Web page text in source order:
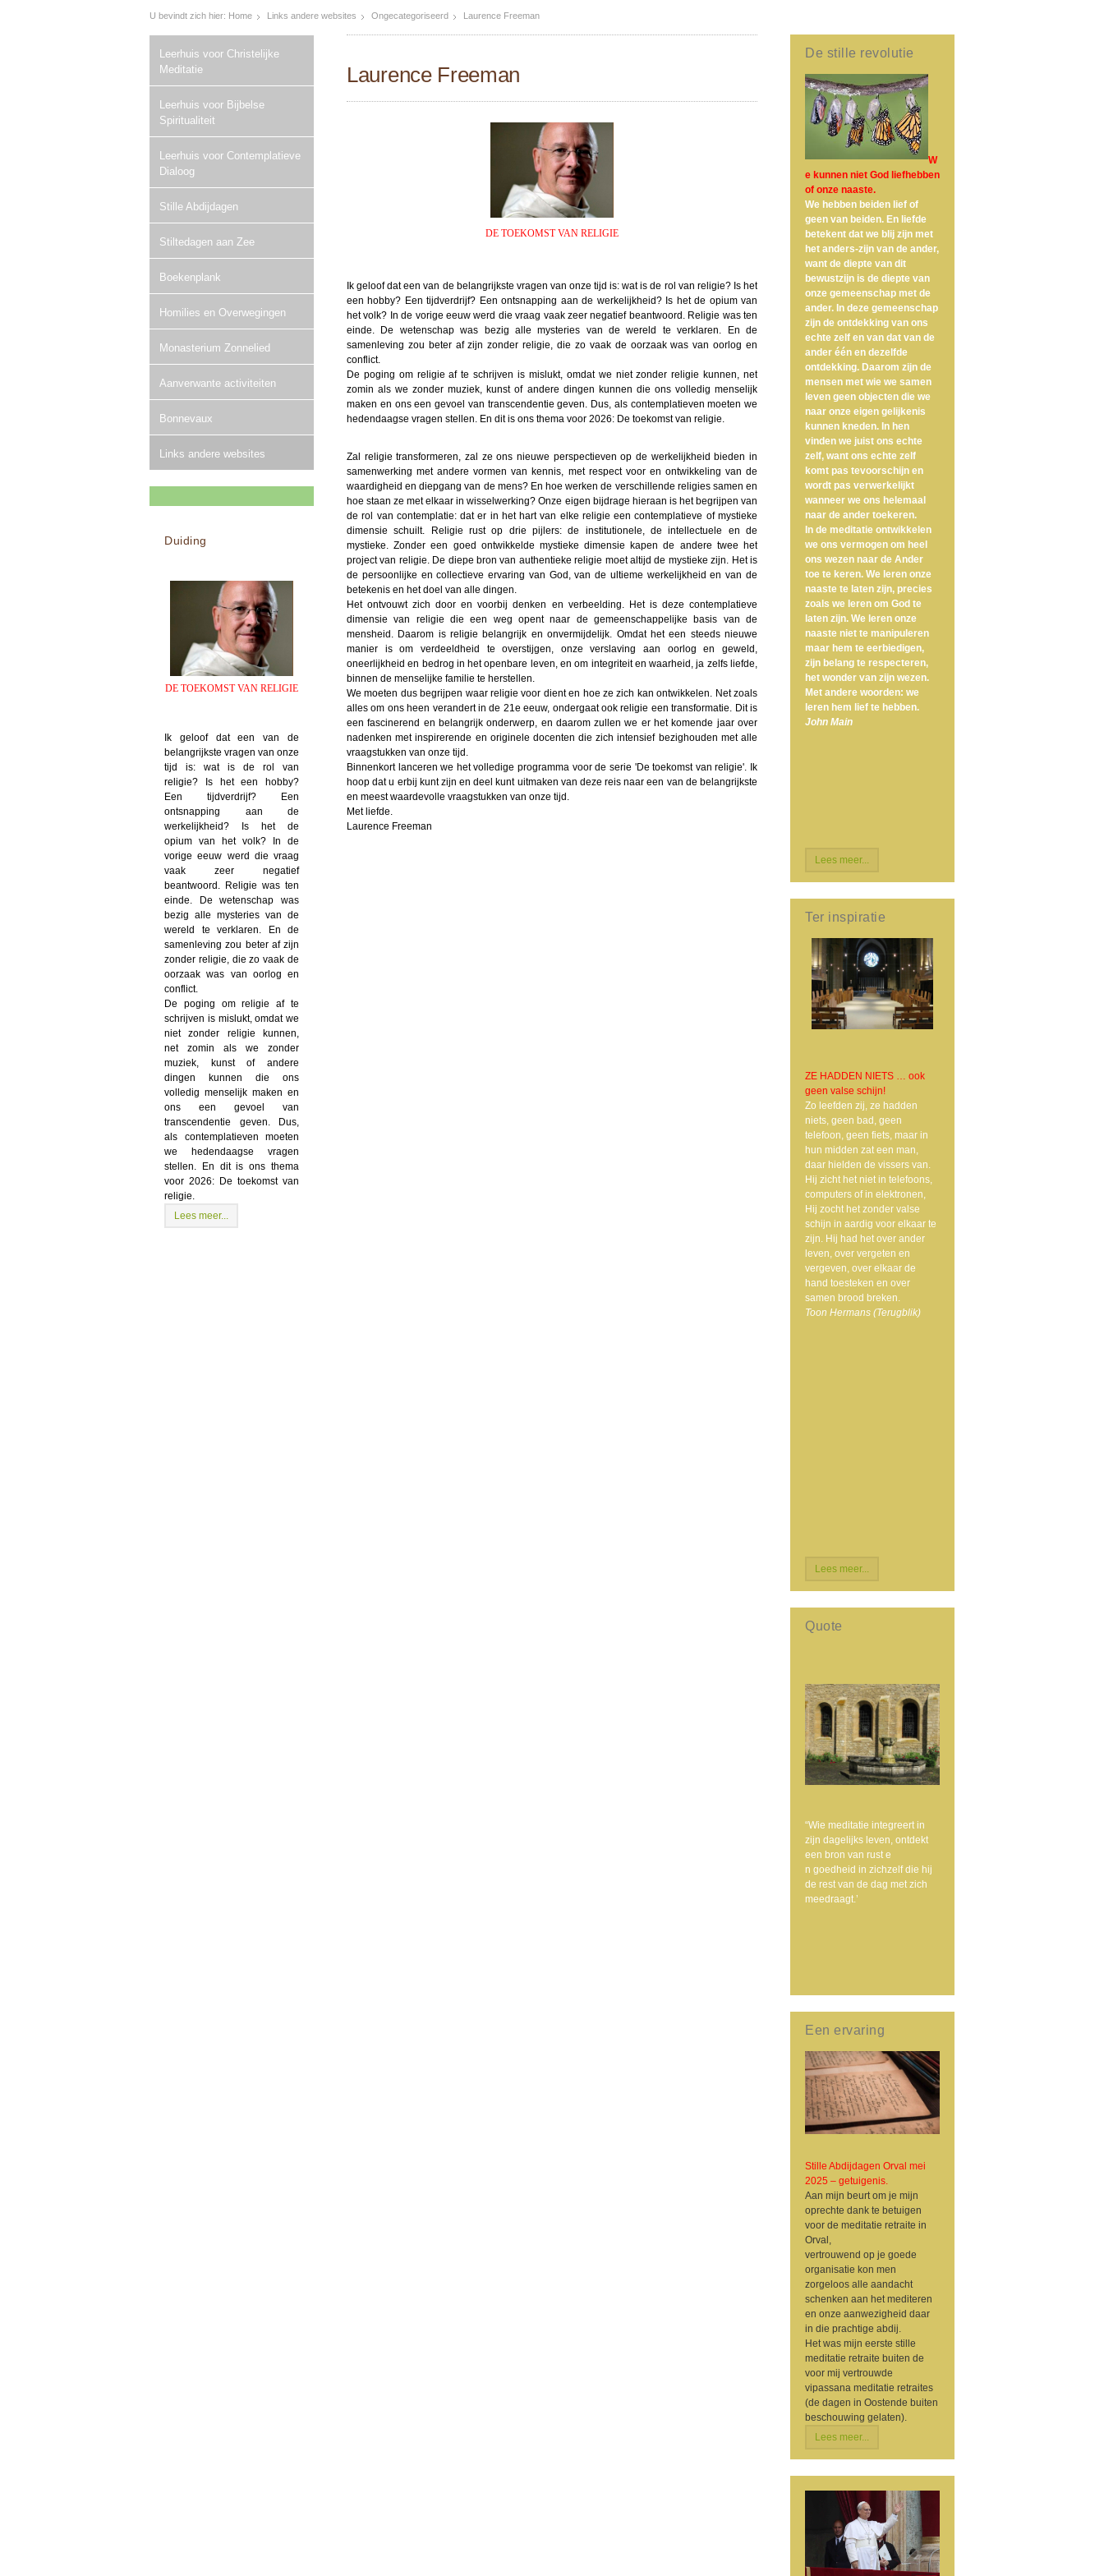
U bevindt zich hier: Home Links andere websites Ongecategoriseerd Laurence Freeman
Leerhuis voor Christelijke
Meditatie
Leerhuis voor Bijbelse
Spiritualiteit
Leerhuis voor Contemplatieve
Dialoog
Stille Abdijdagen
Stiltedagen aan Zee
Boekenplank
Homilies en Overwegingen
Monasterium Zonnelied
Aanverwante activiteiten
Bonnevaux
Links andere websites
Duiding
DE TOEKOMST VAN RELIGIE
Ik geloof dat een van de
belangrijkste vragen van onze
tijd is: wat is de rol van
religie? Is het een hobby?
Een tijdverdrijf? Een
ontsnapping aan de
werkelijkheid? Is het de
opium van het volk? In de
vorige eeuw werd die vraag
vaak zeer negatief
beantwoord. Religie was ten
einde. De wetenschap was
bezig alle mysteries van de
wereld te verklaren. En de
samenleving zou beter af zijn
zonder religie, die zo vaak de
oorzaak was van oorlog en
conflict.
De poging om religie af te
schrijven is mislukt, omdat we
niet zonder religie kunnen,
net zomin als we zonder
muziek, kunst of andere
dingen kunnen die ons
volledig menselijk maken en
ons een gevoel van
transcendentie geven. Dus,
als contemplatieven moeten
we hedendaagse vragen
stellen. En dit is ons thema
voor 2026: De toekomst van
religie.
Lees meer...
De stille revolutie
W
e kunnen niet God liefhebben
of onze naaste.
We hebben beiden lief of
geen van beiden. En liefde
betekent dat we blij zijn met
het anders-zijn van de ander,
want de diepte van dit
bewustzijn is de diepte van
onze gemeenschap met de
ander. In deze gemeenschap
zijn de ontdekking van ons
echte zelf en van dat van de
ander één en dezelfde
ontdekking. Daarom zijn de
mensen met wie we samen
leven geen objecten die we
naar onze eigen gelijkenis
kunnen kneden. In hen
vinden we juist ons echte
zelf, want ons echte zelf
komt pas tevoorschijn en
wordt pas verwerkelijkt
wanneer we ons helemaal
naar de ander toekeren.
In de meditatie ontwikkelen
we ons vermogen om heel
ons wezen naar de Ander
toe te keren. We leren onze
naaste te laten zijn, precies
zoals we leren om God te
laten zijn. We leren onze
naaste niet te manipuleren
maar hem te eerbiedigen,
zijn belang te respecteren,
het wonder van zijn wezen.
Met andere woorden: we
leren hem lief te hebben.
John Main
Lees meer...
Ter inspiratie
ZE HADDEN NIETS … ook
geen valse schijn!
Zo leefden zij, ze hadden
niets, geen bad, geen
telefoon, geen fiets, maar in
hun midden zat een man,
daar hielden de vissers van.
Hij zicht het niet in telefoons,
computers of in elektronen,
Hij zocht het zonder valse
schijn in aardig voor elkaar te
zijn. Hij had het over ander
leven, over vergeten en
vergeven, over elkaar de
hand toesteken en over
samen brood breken.
Toon Hermans (Terugblik)
Lees meer...
Quote
“Wie meditatie integreert in
zijn dagelijks leven, ontdekt
een bron van rust e
n goedheid in zichzelf die hij
de rest van de dag met zich
meedraagt.’
Een ervaring
Stille Abdijdagen Orval mei
2025 – getuigenis.
Aan mijn beurt om je mijn
oprechte dank te betuigen
voor de meditatie retraite in
Orval,
vertrouwend op je goede
organisatie kon men
zorgeloos alle aandacht
schenken aan het mediteren
en onze aanwezigheid daar
in die prachtige abdij.
Het was mijn eerste stille
meditatie retraite buiten de
voor mij vertrouwde
vipassana meditatie retraites
(de dagen in Oostende buiten
beschouwing gelaten).
Lees meer...
Laurence Freeman
DE TOEKOMST VAN RELIGIE
Ik geloof dat een van de belangrijkste vragen van onze tijd is: wat is de rol van religie? Is het
een hobby? Een tijdverdrijf? Een ontsnapping aan de werkelijkheid? Is het de opium van
het volk? In de vorige eeuw werd die vraag vaak zeer negatief beantwoord. Religie was ten
einde. De wetenschap was bezig alle mysteries van de wereld te verklaren. En de
samenleving zou beter af zijn zonder religie, die zo vaak de oorzaak was van oorlog en
conflict.
De poging om religie af te schrijven is mislukt, omdat we niet zonder religie kunnen, net
zomin als we zonder muziek, kunst of andere dingen kunnen die ons volledig menselijk
maken en ons een gevoel van transcendentie geven. Dus, als contemplatieven moeten we
hedendaagse vragen stellen. En dit is ons thema voor 2026: De toekomst van religie.
Zal religie transformeren, zal ze ons nieuwe perspectieven op de werkelijkheid bieden in
samenwerking met andere vormen van kennis, met respect voor en ontwikkeling van de
waardigheid en diepgang van de mens? En hoe werken de verschillende religies samen en
hoe staan ze met elkaar in wisselwerking? Onze eigen bijdrage hieraan is het begrijpen van
de rol van contemplatie: dat er in het hart van elke religie een contemplatieve of mystieke
dimensie schuilt. Religie rust op drie pijlers: de institutionele, de intellectuele en de
mystieke. Zonder een goed ontwikkelde mystieke dimensie kapen de andere twee het
project van religie. De diepe bron van authentieke religie moet altijd de mystieke zijn. Het is
de persoonlijke en collectieve ervaring van God, van de ultieme werkelijkheid en van de
betekenis en het doel van alle dingen.
Het ontvouwt zich door en voorbij denken en verbeelding. Het is deze contemplatieve
dimensie van religie die een weg opent naar de gemeenschappelijke basis van de
mensheid. Daarom is religie belangrijk en onvermijdelijk. Omdat het een steeds nieuwe
manier is om verdeeldheid te overstijgen, onze verslaving aan oorlog en geweld,
oneerlijkheid en bedrog in het openbare leven, en om integriteit en waarheid, ja zelfs liefde,
binnen de menselijke familie te herstellen.
We moeten dus begrijpen waar religie voor dient en hoe ze zich kan ontwikkelen. Net zoals
alles om ons heen verandert in de 21e eeuw, ondergaat ook religie een transformatie. Dit is
een fascinerend en belangrijk onderwerp, en daarom zullen we er het komende jaar over
nadenken met inspirerende en originele docenten die zich intensief bezighouden met alle
vraagstukken van onze tijd.
Binnenkort lanceren we het volledige programma voor de serie 'De toekomst van religie'. Ik
hoop dat u erbij kunt zijn en deel kunt uitmaken van deze reis naar een van de belangrijkste
en meest waardevolle vraagstukken van onze tijd.
Met liefde.
Laurence Freeman